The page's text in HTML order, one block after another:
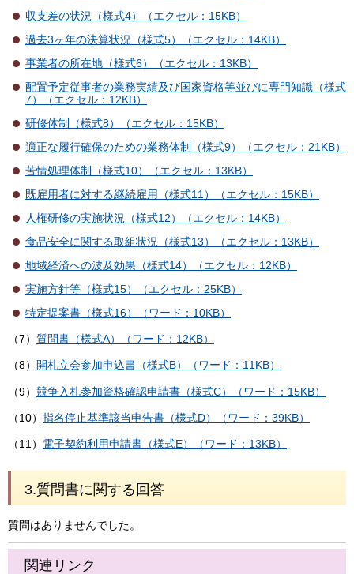
収支差の状況（様式4）（エクセル：15KB）
過去3ヶ年の決算状況（様式5）（エクセル：14KB）
事業者の所在地（様式6）（エクセル：13KB）
配置予定従事者の業務実績及び国家資格等並びに専門知識（様式
7）（エクセル：12KB）
研修体制（様式8）（エクセル：15KB）
適正な履行確保のための業務体制（様式9）（エクセル：21KB）
苦情処理体制（様式10）（エクセル：13KB）
既雇用者に対する継続雇用（様式11）（エクセル：15KB）
人権研修の実施状況（様式12）（エクセル：14KB）
食品安全に関する取組状況（様式13）（エクセル：13KB）
地域経済への波及効果（様式14）（エクセル：12KB）
実施方針等（様式15）（エクセル：25KB）
特定提案書（様式16）（ワード：10KB）
（7） 質問書（様式A）（ワード：12KB）
（8） 開札立会参加申込書（様式B）（ワード：11KB）
（9） 競争入札参加資格確認申請書（様式C）（ワード：15KB）
（10） 指名停止基準該当申告書（様式D）（ワード：39KB）
（11） 電子契約利用申請書（様式E）（ワード：13KB）
3.質問書に関する回答
質問はありませんでした。
関連リンク